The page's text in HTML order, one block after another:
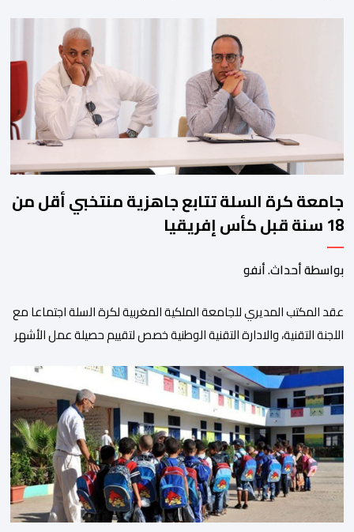
ولم تخل هذه الدورة من مؤشرات إيجابية على مستوى تنوعالمشاركة،
وتبرز هذه الأرقام الحجم الكبير الذي باتت تعرفه تظاهرةالتبوريدة
ومن المرتقب أن تعرف فعاليات الموسم إقبالا جماهيريا
واسعا،في ظل الشغف الكبير الذي يحظى به فن التبوريدة، باعتبارهأحد
جامعة كرة السلة تتابع جاهزية منتخبي أقل من
18 سنة قبل كأس إفريقيا
بواسطة أحداث. أنفو
عقد المكتب المديري للجامعة الملكية المغربية لكرة السلة اجتماعا مع
اللجنة التقنية، والادارة التقنية الوطنية خصص لتقييم حصيلة عمل الأشهر
المنتخبات الوطنية خلال الفترة الأخيرة. وشهد الاجتماع تقديم عرض
مفصل حول مشاركة المنتخبين الوطنيين لأقل من 18 سنة، إناثا وذكورا،
من طرف اللجنة التقنية التي واكبت كل […]